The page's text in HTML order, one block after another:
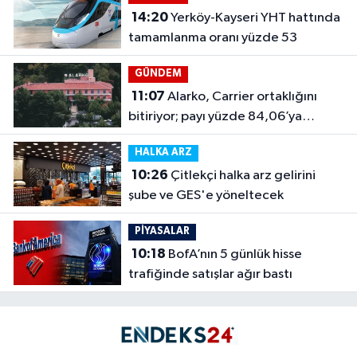
14:20Yerköy-Kayseri YHT hattında
tamamlanma oranı yüzde 53
GÜNDEM
11:07
bitiriyor; payı yüzde 84,06’ya
çıkacak
HALKA ARZ
10:26
şube ve GES'e yöneltecek
PİYASALAR
10:18
trafiğinde satışlar ağır bastı